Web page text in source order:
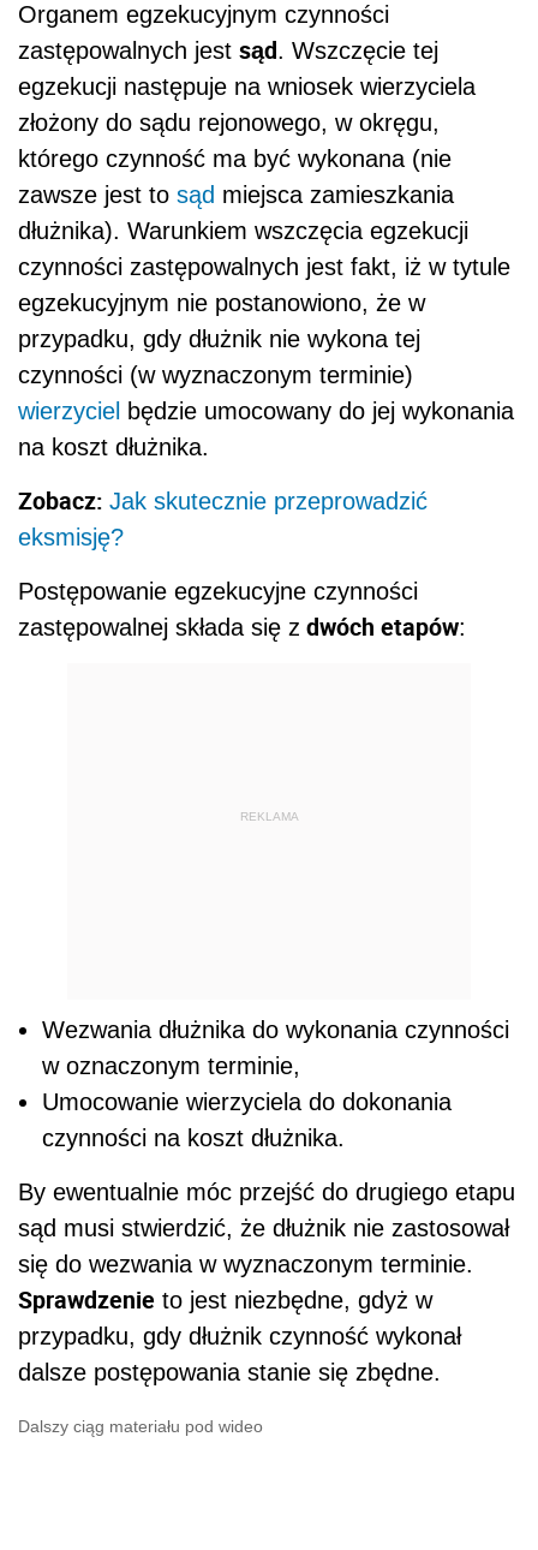
Organem egzekucyjnym czynności
zastępowalnych jest sąd. Wszczęcie tej
egzekucji następuje na wniosek wierzyciela
złożony do sądu rejonowego, w okręgu,
którego czynność ma być wykonana (nie
zawsze jest to sąd miejsca zamieszkania
dłużnika). Warunkiem wszczęcia egzekucji
czynności zastępowalnych jest fakt, iż w tytule
egzekucyjnym nie postanowiono, że w
przypadku, gdy dłużnik nie wykona tej
czynności (w wyznaczonym terminie)
wierzyciel będzie umocowany do jej wykonania
na koszt dłużnika.
Zobacz: Jak skutecznie przeprowadzić
eksmisję?
Postępowanie egzekucyjne czynności
zastępowalnej składa się z dwóch etapów:
REKLAMA
Wezwania dłużnika do wykonania czynności
w oznaczonym terminie,
Umocowanie wierzyciela do dokonania
czynności na koszt dłużnika.
By ewentualnie móc przejść do drugiego etapu
sąd musi stwierdzić, że dłużnik nie zastosował
się do wezwania w wyznaczonym terminie.
Sprawdzenie to jest niezbędne, gdyż w
przypadku, gdy dłużnik czynność wykonał
dalsze postępowania stanie się zbędne.
Dalszy ciąg materiału pod wideo